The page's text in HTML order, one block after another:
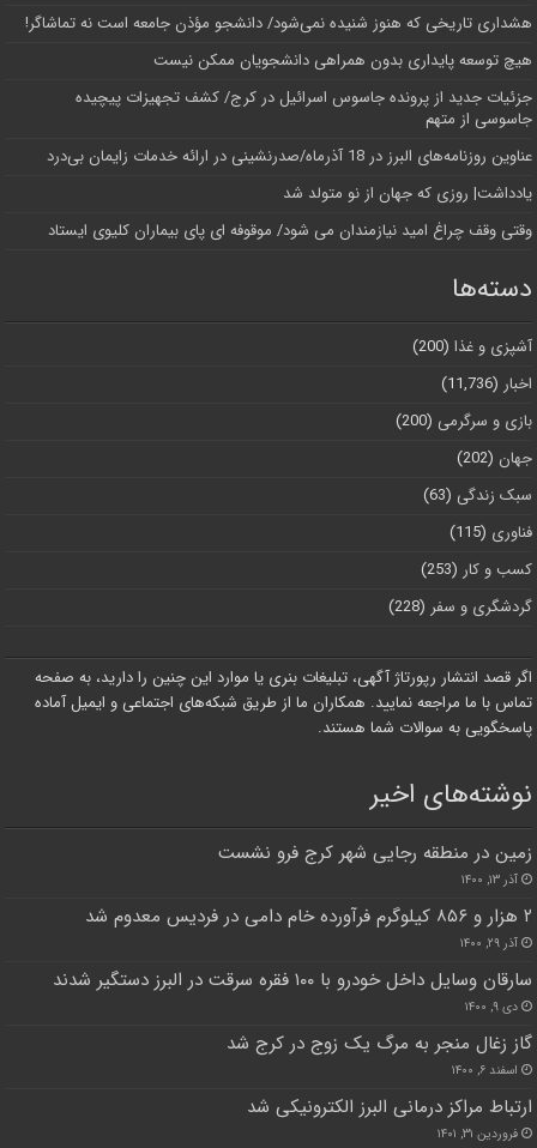
هشداری تاریخی که هنوز شنیده نمی‌شود/ دانشجو مؤذن جامعه است نه تماشاگر!
هیچ توسعه پایداری بدون همراهی دانشجویان ممکن نیست
جزئیات جدید از پرونده جاسوس اسرائیل در کرج/‌ کشف تجهیزات پیچیده
جاسوسی از متهم
عناوین روزنامه‌های البرز در ‌18 آذرماه/صدرنشینی در ارائه خدمات زایمان بی‌درد
یادداشت| روزی که جهان از نو متولد شد
وقتی وقف چراغ امید نیازمندان می شود/ موقوفه ای پای بیماران کلیوی ایستاد
دسته‌ها
آشپزی و غذا (200)
اخبار (11,736)
بازی و سرگرمی (200)
جهان (202)
سبک زندگی (63)
فناوری (115)
کسب و کار (253)
گردشگری و سفر (228)
اگر قصد انتشار رپورتاژ آگهی، تبلیغات بنری یا موارد این چنین را دارید، به صفحه
تماس با ما مراجعه نمایید. همکاران ما از طریق شبکه‌های اجتماعی و ایمیل آماده
پاسخگویی به سوالات شما هستند.
نوشته‌های اخیر
زمین در منطقه رجایی شهر کرج فرو نشست
آذر ۱۳, ۱۴۰۰
۲ هزار و ۸۵۶ کیلوگرم فرآورده خام دامی در فردیس معدوم شد
آذر ۲۹, ۱۴۰۰
سارقان وسایل داخل خودرو با ۱۰۰ فقره سرقت در البرز دستگیر شدند
دی ۹, ۱۴۰۰
گاز زغال منجر به مرگ یک زوج در کرج شد
اسفند ۶, ۱۴۰۰
ارتباط مراکز درمانی البرز الکترونیکی شد
فروردین ۳۱, ۱۴۰۱